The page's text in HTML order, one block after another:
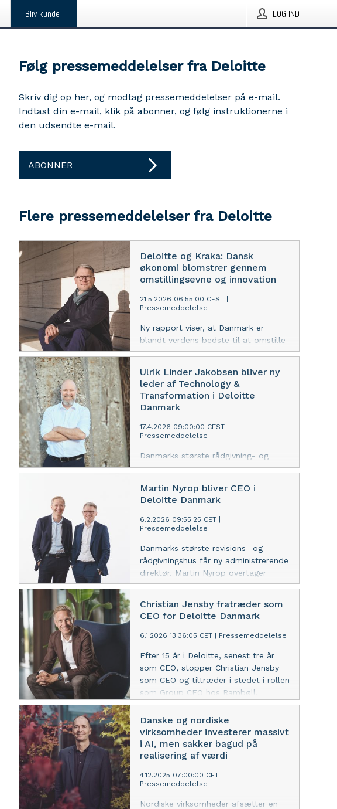
Bliv kunde LOG IND
Følg pressemeddelelser fra Deloitte
Skriv dig op her, og modtag pressemeddelelser på e-mail.
Indtast din e-mail, klik på abonner, og følg instruktionerne i
den udsendte e-mail.
ABONNER
Flere pressemeddelelser fra Deloitte
Deloitte og Kraka: Dansk
økonomi blomstrer gennem
omstillingsevne og innovation
21.5.2026 06:55:00 CEST
Pressemeddelelse
Ny rapport viser, at Danmark er
blandt verdens bedste til at omstille
sig, digitalisere og skabe vækst trods
Ulrik Linder Jakobsen bliver ny
leder af Technology &
Transformation i Deloitte
Danmark
17.4.2026 09:00:00 CEST
Pressemeddelelse
Danmarks største rådgivning- og
revisionshus har fundet den nye chef
forretning. En stærk profil med 17 års
erfaring træder op.
Martin Nyrop bliver CEO i
Deloitte Danmark
6.2.2026 09:55:25 CET
Pressemeddelelse
Danmarks største revisions- og
rådgivningshus får ny administrerende
direktør. Martin Nyrop overtager
posten fra Christian Jensby, som er
formelle skifte gælder fra dags dato.
Christian Jensby fratræder som
CEO for Deloitte Danmark
6.1.2026 13:36:05 CET Pressemeddelelse
Efter 15 år i Deloitte, senest tre år
som CEO, stopper Christian Jensby
som CEO og tiltræder i stedet i rollen
som Group CEO hos Rambøll.
Danske og nordiske
virksomheder investerer massivt
i AI, men sakker bagud på
realisering af værdi
4.12.2025 07:00:00 CET
Pressemeddelelse
Nordiske virksomheder afsætter en